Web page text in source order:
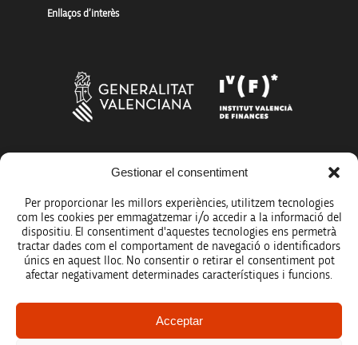
Gestionar el consentiment
Per proporcionar les millors experiències, utilitzem tecnologies
com les cookies per emmagatzemar i/o accedir a la informació del
dispositiu. El consentiment d'aquestes tecnologies ens permetrà
tractar dades com el comportament de navegació o identificadors
únics en aquest lloc. No consentir o retirar el consentiment pot
afectar negativament determinades característiques i funcions.
Acceptar
Enllaços d’interès
Més organismes de suport a la innovació
Avís legal
Política de protecció de dades